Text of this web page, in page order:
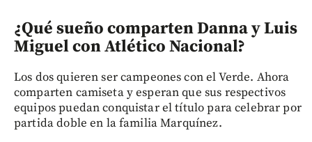
¿Qué sueño comparten Danna y Luis
Miguel con Atlético Nacional?
Los dos quieren ser campeones con el Verde. Ahora
comparten camiseta y esperan que sus respectivos
equipos puedan conquistar el título para celebrar por
partida doble en la familia Marquínez.